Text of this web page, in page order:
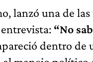
lanzó una de las
“No
dentro de